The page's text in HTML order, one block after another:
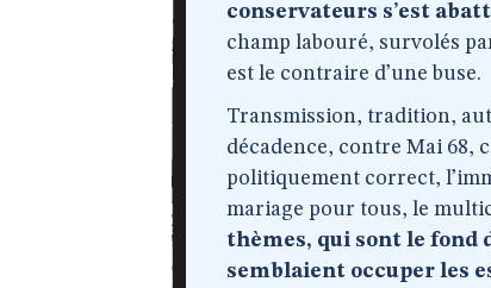
conservateurs s’est
champ labouré, survolés
est le contraire d’une buse.
Transmission, tradition,
décadence, contre Mai 68,
politiquement correct,
mariage pour tous, le
thèmes, qui sont le fond
semblaient occuper les